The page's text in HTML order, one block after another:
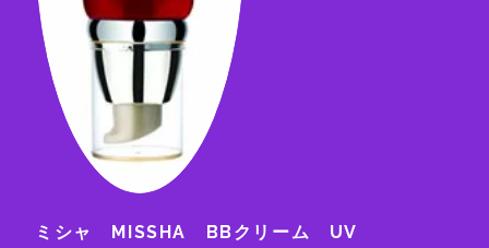
ミシャ MISSHA BBクリーム UV